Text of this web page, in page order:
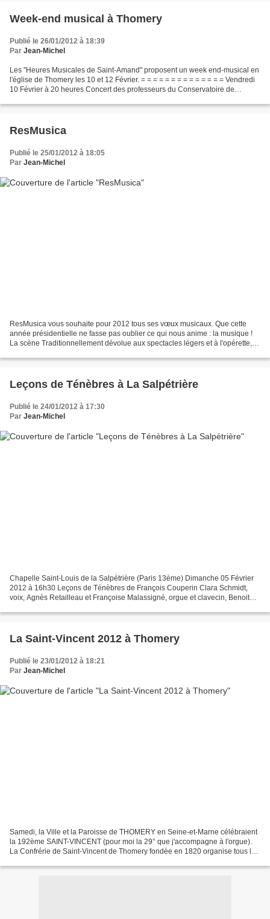
Week-end musical à Thomery
Publié le 26/01/2012 à 18:39
Par Jean-Michel
Les "Heures Musicales de Saint-Amand" proposent un week end-musical en
l'église de Thomery les 10 et 12 Février. = = = = = = = = = = = = = = Vendredi
10 Février à 20 heures Concert des professeurs du Conservatoire de
ResMusica
Publié le 25/01/2012 à 18:05
Par Jean-Michel
ResMusica vous souhaite pour 2012 tous ses vœux musicaux. Que cette
année présidentielle ne fasse pas oublier ce qui nous anime : la musique !
La scène Traditionnellement dévolue aux spectacles légers et à l'opérette, le
Leçons de Ténèbres à La Salpétrière
Publié le 24/01/2012 à 17:30
Par Jean-Michel
Chapelle Saint-Louis de la Salpétrière (Paris 13ème) Dimanche 05 Février
2012 à 16h30 Leçons de Ténèbres de François Couperin Clara Schmidt,
voix, Agnès Retailleau et Françoise Malassigné, orgue et clavecin, Benoit
La Saint-Vincent 2012 à Thomery
Publié le 23/01/2012 à 18:21
Par Jean-Michel
Samedi, la Ville et la Paroisse de THOMERY en Seine-et-Marne célébraient
la 192ème SAINT-VINCENT (pour moi la 29° que j'accompagne à l'orgue).
La Confrérie de Saint-Vincent de Thomery fondée en 1820 organise tous les